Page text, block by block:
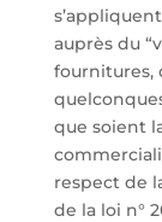
auprès du
fournitures,
que soient
respect de
de la loi n°